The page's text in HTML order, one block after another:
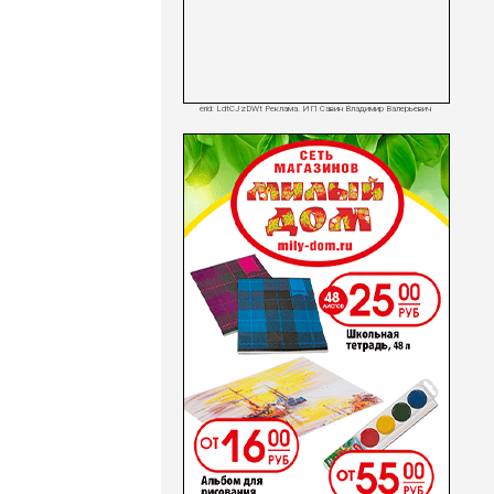
erid: LdtCJzDWt Реклама. ИП Савин Владимир Валерьевич